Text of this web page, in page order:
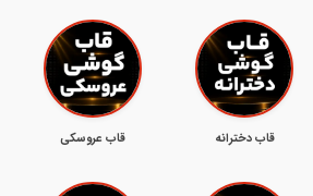
قاب دخترانه قاب عروسکی